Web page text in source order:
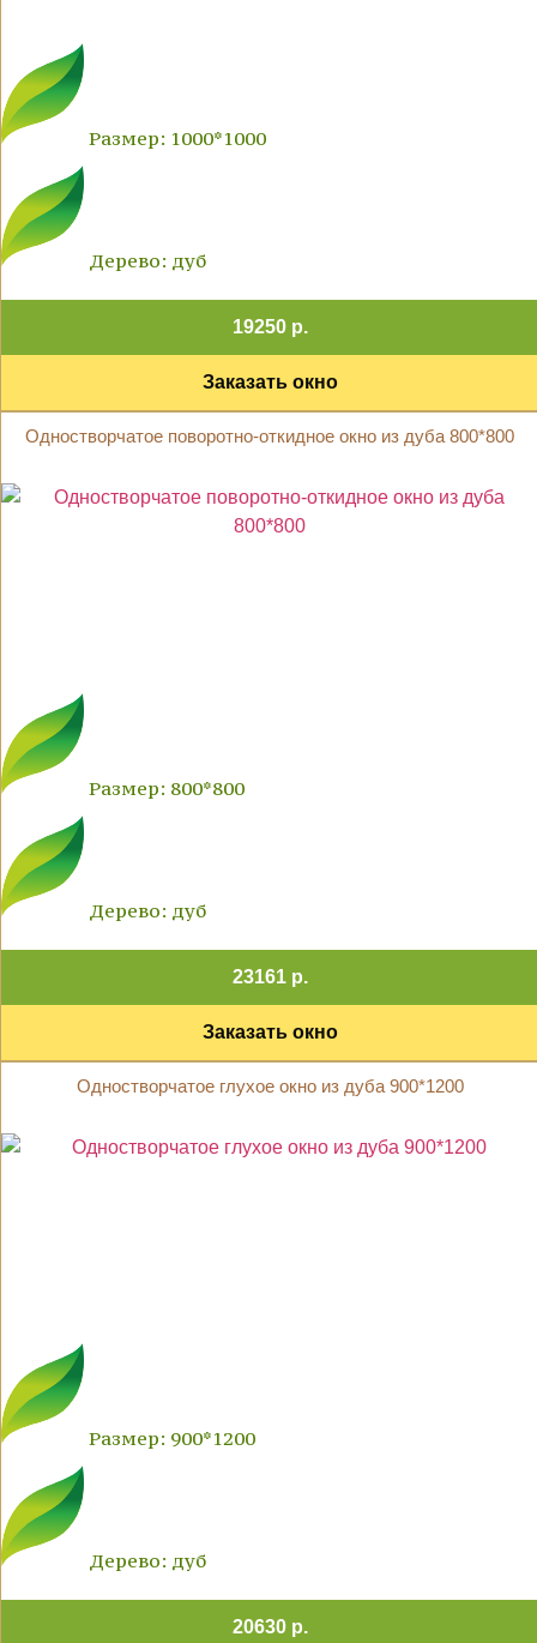
Размер: 1000*1000
Дерево: дуб
19250 р.
Заказать окно
Одностворчатое поворотно-откидное окно из дуба 800*800
Размер: 800*800
Дерево: дуб
23161 р.
Заказать окно
Одностворчатое глухое окно из дуба 900*1200
Размер: 900*1200
Дерево: дуб
20630 р.